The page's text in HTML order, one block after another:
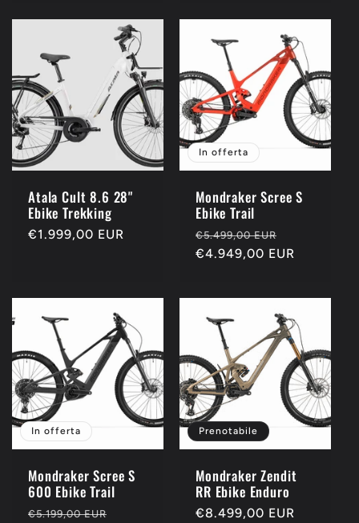
Atala Cult 8.6 28"
Ebike Trekking
Prezzo
€1.999,00 EUR
In offerta
Mondraker Scree S
Ebike Trail
Prezzo
di
€5.499,00 EUR
scontato
€4.949,00 EUR
In offerta
Mondraker Scree S
600 Ebike Trail
Prezzo
€5.199,00 EUR
Prenotabile
Mondraker Zendit
RR Ebike Enduro
Prezzo
€8.499,00 EUR